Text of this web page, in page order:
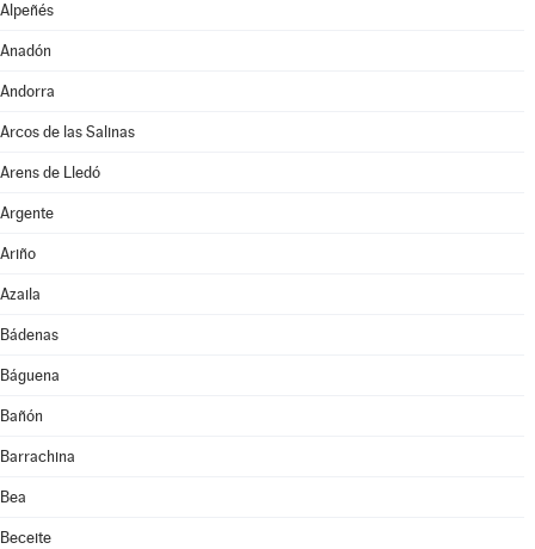
Alpeñés
Anadón
Andorra
Arcos de las Salinas
Arens de Lledó
Argente
Ariño
Azaila
Bádenas
Báguena
Bañón
Barrachina
Bea
Beceite